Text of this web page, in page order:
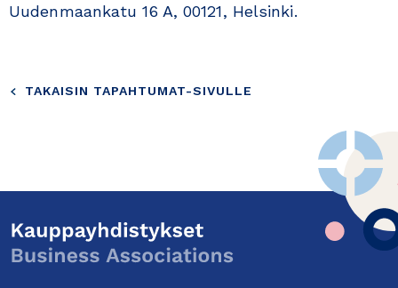
Uudenmaankatu 16 A, 00121, Helsinki.
TAKAISIN TAPAHTUMAT-SIVULLE